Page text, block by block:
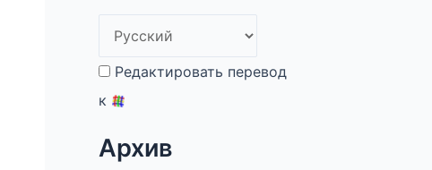
Редактировать перевод
к
Архив